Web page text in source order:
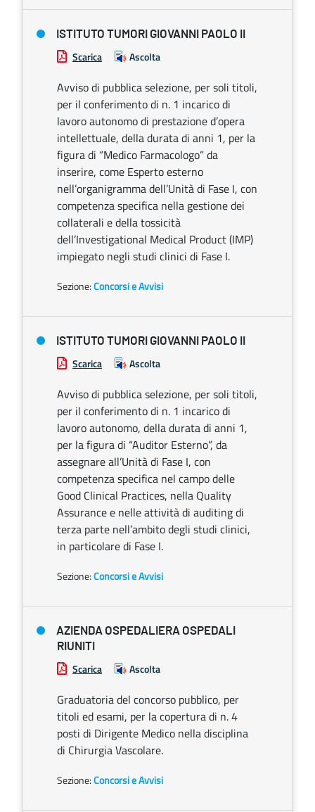
ISTITUTO TUMORI GIOVANNI PAOLO II
Scarica Ascolta
Avviso di pubblica selezione, per soli titoli,
per il conferimento di n. 1 incarico di
lavoro autonomo di prestazione d’opera
intellettuale, della durata di anni 1, per la
figura di “Medico Farmacologo” da
inserire, come Esperto esterno
nell’organigramma dell’Unità di Fase I, con
competenza specifica nella gestione dei
collaterali e della tossicità
dell’Investigational Medical Product (IMP)
impiegato negli studi clinici di Fase I.
Sezione:Concorsi e Avvisi
ISTITUTO TUMORI GIOVANNI PAOLO II
Scarica Ascolta
Avviso di pubblica selezione, per soli titoli,
per il conferimento di n. 1 incarico di
lavoro autonomo, della durata di anni 1,
per la figura di “Auditor Esterno”, da
assegnare all’Unità di Fase I, con
competenza specifica nel campo delle
Good Clinical Practices, nella Quality
Assurance e nelle attività di auditing di
terza parte nell’ambito degli studi clinici,
in particolare di Fase I.
Sezione:Concorsi e Avvisi
AZIENDA OSPEDALIERA OSPEDALI
RIUNITI
Scarica Ascolta
Graduatoria del concorso pubblico, per
titoli ed esami, per la copertura di n. 4
posti di Dirigente Medico nella disciplina
di Chirurgia Vascolare.
Sezione:Concorsi e Avvisi